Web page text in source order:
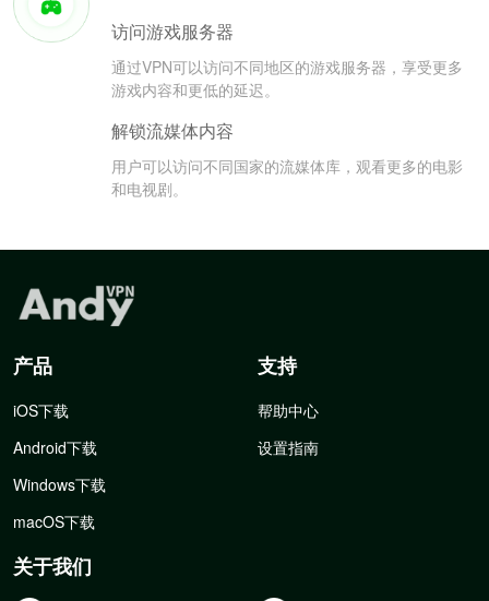
访问游戏服务器
通过VPN可以访问不同地区的游戏服务器，享受更多
游戏内容和更低的延迟。
解锁流媒体内容
用户可以访问不同国家的流媒体库，观看更多的电影
和电视剧。
产品
iOS下载
Android下载
Windows下载
macOS下载
支持
帮助中心
设置指南
关于我们